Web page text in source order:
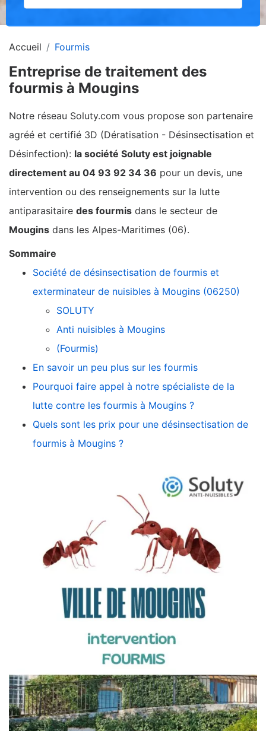
Accueil Fourmis
Entreprise de traitement des
fourmis à Mougins
Notre réseau Soluty.com vous propose son partenaire
agréé et certifié 3D (Dératisation - Désinsectisation et
Désinfection): la société Soluty est joignable
directement au 04 93 92 34 36 pour un devis, une
intervention ou des renseignements sur la lutte
antiparasitaire des fourmis dans le secteur de
Mougins dans les Alpes-Maritimes (06).
Sommaire
Société de désinsectisation de fourmis et
exterminateur de nuisibles à Mougins (06250)
SOLUTY
Anti nuisibles à Mougins
(Fourmis)
En savoir un peu plus sur les fourmis
Pourquoi faire appel à notre spécialiste de la
lutte contre les fourmis à Mougins ?
Quels sont les prix pour une désinsectisation de
fourmis à Mougins ?